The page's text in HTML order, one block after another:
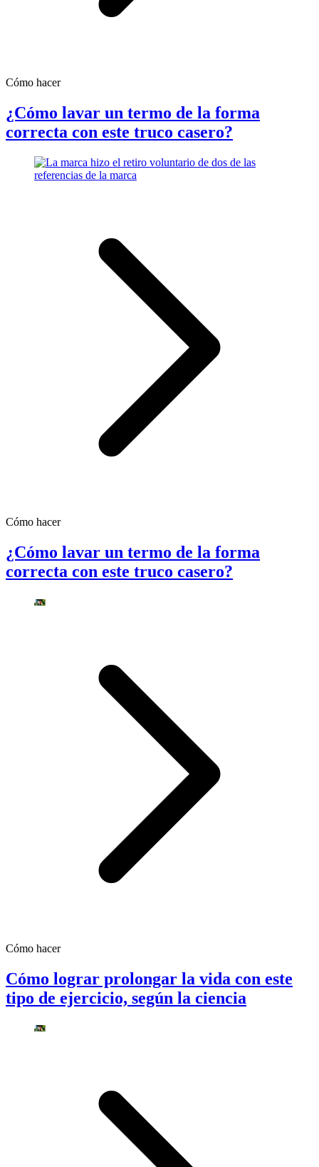
Cómo hacer
¿Cómo lavar un termo de la forma
correcta con este truco casero?
Cómo hacer
¿Cómo lavar un termo de la forma
correcta con este truco casero?
Cómo hacer
Cómo lograr prolongar la vida con este
tipo de ejercicio, según la ciencia